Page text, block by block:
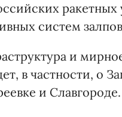
ракетных
систем
и
в частности, о
и Славгороде.